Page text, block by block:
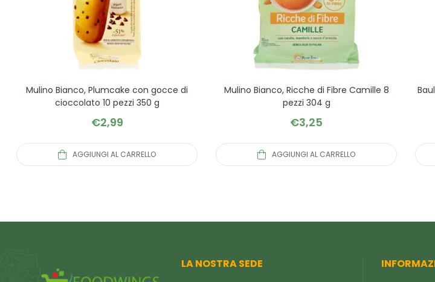
Mulino Bianco, Plumcake con gocce di
cioccolato 10 pezzi 350 g
€2,99
AGGIUNGI AL CARRELLO
Mulino Bianco, Ricche di Fibre Camille 8
pezzi 304 g
€3,25
AGGIUNGI AL CARRELLO
LA NOSTRA SEDE